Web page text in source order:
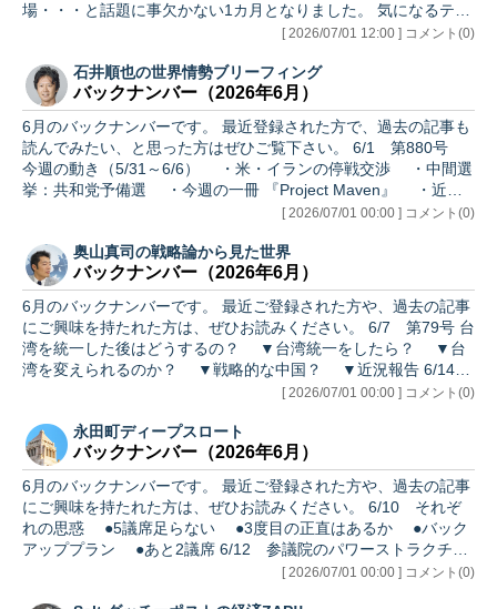
場・・・と話題に事欠かない1カ月となりました。 気になるテー
マがあれば、バックナンバーをご覧ください。 ●プロローグ ●今
今週の米国経済統計（予想） ●あとがき ■ 6/1 錯綜続く中東情勢
も株価は高値更新 ●経済統計分析 １. CB消費者信頼感5月 ２.
PCEデフレータ ３. 新規失業保険申請 ４. 国内消費者物価
（CPI） ●注目テー…
[ 2026/07/01 12:00 ] コメント(0)
石井順也の世界情勢ブリーフィング
バックナンバー（2026年6月）
6月のバックナンバーです。 最近登録された方で、過去の記事も
読んでみたい、と思った方はぜひご覧下さい。 6/1 第880号
今週の動き（5/31～6/6） ・米・イランの停戦交渉 ・中間選
挙：共和党予備選 ・今週の一冊 『Project Maven』 ・近況
戦争の現状 ・近況報告 ・米建国250周年記念コンサートの
中止 6/15 第882号 今週の動き（6/14～20） ・米・イラン
の和平交渉 ・中朝首脳会談 ・近況報告 ・アンソロピ…
[ 2026/07/01 00:00 ] コメント(0)
奥山真司の戦略論から見た世界
バックナンバー（2026年6月）
6月のバックナンバーです。 最近ご登録された方や、過去の記事
にご興味を持たれた方は、ぜひお読みください。 6/7 第79号 台
湾を統一した後はどうするの？ ▼台湾統一をしたら？ ▼台
湾を変えられるのか？ ▼戦略的な中国？ ▼近況報告 6/14
報告 6/20 第81号 チョークポイントとルートの話 ▼ホルムズ
海峡の重要性 ▼チョークポイントは伊達じゃない ▼３人の
地政学者の議論 ▼「囲い込み」とルート ▼ルートと世界平
和 ▼近況報告 6/…
[ 2026/07/01 00:00 ] コメント(0)
永田町ディープスロート
バックナンバー（2026年6月）
6月のバックナンバーです。 最近ご登録された方や、過去の記事
にご興味を持たれた方は、ぜひお読みください。 6/10 それぞ
れの思惑 ●5議席足らない ●3度目の正直はあるか ●バック
アッププラン ●あと2議席 6/12 参議院のパワーストラクチャ
ー ●影の国対委員長 ●県政にも派閥 ●衆議院とは違う ●
[ 2026/07/01 00:00 ] コメント(0)